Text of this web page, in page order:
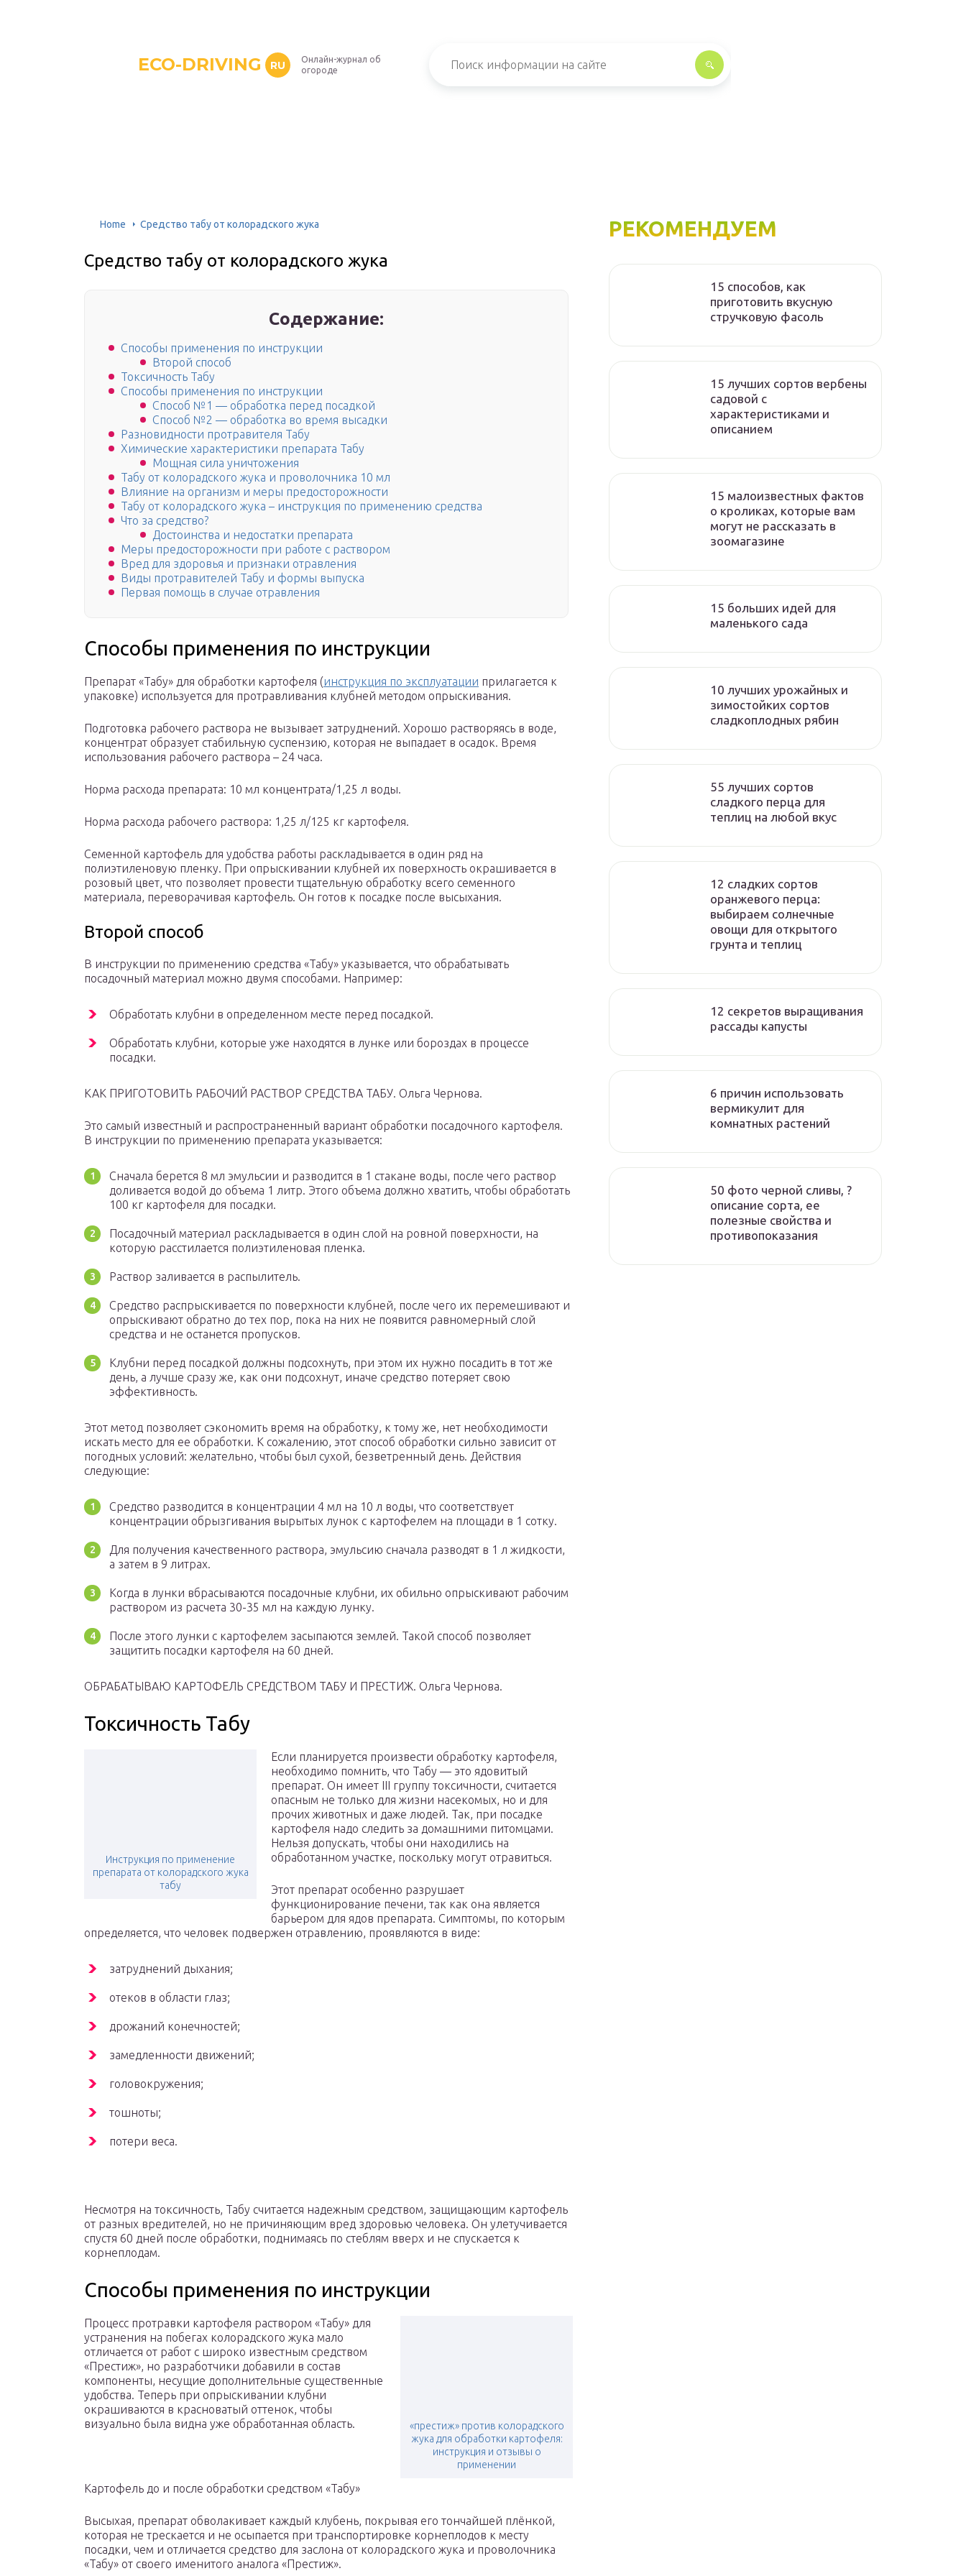
ECO-DRIVING RU
Онлайн-журнал об
огороде
Home Средство табу от колорадского жука
Средство табу от колорадского жука
Содержание:
Способы применения по инструкции
Второй способ
Токсичность Табу
Способы применения по инструкции
Способ №1 — обработка перед посадкой
Способ №2 — обработка во время высадки
Разновидности протравителя Табу
Химические характеристики препарата Табу
Мощная сила уничтожения
Табу от колорадского жука и проволочника 10 мл
Влияние на организм и меры предосторожности
Табу от колорадского жука – инструкция по применению средства
Что за средство?
Достоинства и недостатки препарата
Меры предосторожности при работе с раствором
Вред для здоровья и признаки отравления
Виды протравителей Табу и формы выпуска
Первая помощь в случае отравления
Способы применения по инструкции
Препарат «Табу» для обработки картофеля (инструкция по эксплуатации прилагается к
упаковке) используется для протравливания клубней методом опрыскивания.
Подготовка рабочего раствора не вызывает затруднений. Хорошо растворяясь в воде,
концентрат образует стабильную суспензию, которая не выпадает в осадок. Время
использования рабочего раствора – 24 часа.
Норма расхода препарата: 10 мл концентрата/1,25 л воды.
Норма расхода рабочего раствора: 1,25 л/125 кг картофеля.
Семенной картофель для удобства работы раскладывается в один ряд на
полиэтиленовую пленку. При опрыскивании клубней их поверхность окрашивается в
розовый цвет, что позволяет провести тщательную обработку всего семенного
материала, переворачивая картофель. Он готов к посадке после высыхания.
Второй способ
В инструкции по применению средства «Табу» указывается, что обрабатывать
посадочный материал можно двумя способами. Например:
Обработать клубни в определенном месте перед посадкой.
Обработать клубни, которые уже находятся в лунке или бороздах в процессе
посадки.
КАК ПРИГОТОВИТЬ РАБОЧИЙ РАСТВОР СРЕДСТВА ТАБУ. Ольга Чернова.
Это самый известный и распространенный вариант обработки посадочного картофеля.
В инструкции по применению препарата указывается:
Сначала берется 8 мл эмульсии и разводится в 1 стакане воды, после чего раствор
доливается водой до объема 1 литр. Этого объема должно хватить, чтобы обработать
100 кг картофеля для посадки.
Посадочный материал раскладывается в один слой на ровной поверхности, на
которую расстилается полиэтиленовая пленка.
Раствор заливается в распылитель.
Средство распрыскивается по поверхности клубней, после чего их перемешивают и
опрыскивают обратно до тех пор, пока на них не появится равномерный слой
средства и не останется пропусков.
Клубни перед посадкой должны подсохнуть, при этом их нужно посадить в тот же
день, а лучше сразу же, как они подсохнут, иначе средство потеряет свою
эффективность.
Этот метод позволяет сэкономить время на обработку, к тому же, нет необходимости
искать место для ее обработки. К сожалению, этот способ обработки сильно зависит от
погодных условий: желательно, чтобы был сухой, безветренный день. Действия
следующие:
Средство разводится в концентрации 4 мл на 10 л воды, что соответствует
концентрации обрызгивания вырытых лунок с картофелем на площади в 1 сотку.
Для получения качественного раствора, эмульсию сначала разводят в 1 л жидкости,
а затем в 9 литрах.
Когда в лунки вбрасываются посадочные клубни, их обильно опрыскивают рабочим
раствором из расчета 30-35 мл на каждую лунку.
После этого лунки с картофелем засыпаются землей. Такой способ позволяет
защитить посадки картофеля на 60 дней.
ОБРАБАТЫВАЮ КАРТОФЕЛЬ СРЕДСТВОМ ТАБУ И ПРЕСТИЖ. Ольга Чернова.
Токсичность Табу
Инструкция по применение
препарата от колорадского жука
табу
Если планируется произвести обработку картофеля,
необходимо помнить, что Табу — это ядовитый
препарат. Он имеет III группу токсичности, считается
опасным не только для жизни насекомых, но и для
прочих животных и даже людей. Так, при посадке
картофеля надо следить за домашними питомцами.
Нельзя допускать, чтобы они находились на
обработанном участке, поскольку могут отравиться.
Этот препарат особенно разрушает
функционирование печени, так как она является
барьером для ядов препарата. Симптомы, по которым
определяется, что человек подвержен отравлению, проявляются в виде:
затруднений дыхания;
отеков в области глаз;
дрожаний конечностей;
замедленности движений;
головокружения;
тошноты;
потери веса.
Несмотря на токсичность, Табу считается надежным средством, защищающим картофель
от разных вредителей, но не причиняющим вред здоровью человека. Он улетучивается
спустя 60 дней после обработки, поднимаясь по стеблям вверх и не спускается к
корнеплодам.
Способы применения по инструкции
«престиж» против колорадского
жука для обработки картофеля:
инструкция и отзывы о
применении
Процесс протравки картофеля раствором «Табу» для
устранения на побегах колорадского жука мало
отличается от работ с широко известным средством
«Престиж», но разработчики добавили в состав
компоненты, несущие дополнительные существенные
удобства. Теперь при опрыскивании клубни
окрашиваются в красноватый оттенок, чтобы
визуально была видна уже обработанная область.
Картофель до и после обработки средством «Табу»
Высыхая, препарат обволакивает каждый клубень, покрывая его тончайшей плёнкой,
которая не трескается и не осыпается при транспортировке корнеплодов к месту
посадки, чем и отличается средство для заслона от колорадского жука и проволочника
«Табу» от своего именитого аналога «Престиж».
РЕКОМЕНДУЕМ
15 способов, как
приготовить вкусную
стручковую фасоль
15 лучших сортов вербены
садовой с
характеристиками и
описанием
15 малоизвестных фактов
о кроликах, которые вам
могут не рассказать в
зоомагазине
15 больших идей для
маленького сада
10 лучших урожайных и
зимостойких сортов
сладкоплодных рябин
55 лучших сортов
сладкого перца для
теплиц на любой вкус
12 сладких сортов
оранжевого перца:
выбираем солнечные
овощи для открытого
грунта и теплиц
12 секретов выращивания
рассады капусты
6 причин использовать
вермикулит для
комнатных растений
50 фото черной сливы, ?
описание сорта, ее
полезные свойства и
противопоказания